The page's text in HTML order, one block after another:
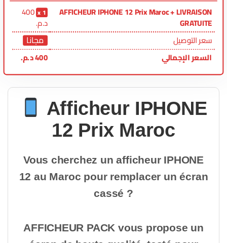
AFFICHEUR IPHONE 12 Prix Maroc + LIVRAISON
GRATUITE
1
400
د.م.
سعر التوصيل
مجانا
السعر الإجمالي 400د.م.
Afficheur IPHONE
12 Prix Maroc
Vous cherchez un afficheur IPHONE
12 au Maroc pour remplacer un écran
cassé ?
AFFICHEUR PACK vous propose un